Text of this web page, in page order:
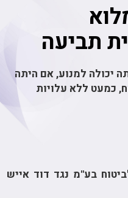
תביעה
יכולה למנוע, אם היתה
כמעט ללא עלויות
חברה לביטוח בע"מ נגד דוד אייש